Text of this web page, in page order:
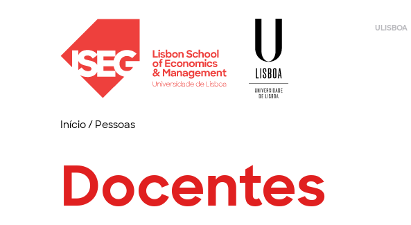
ULISBOA
Início/ Pessoas
Docentes